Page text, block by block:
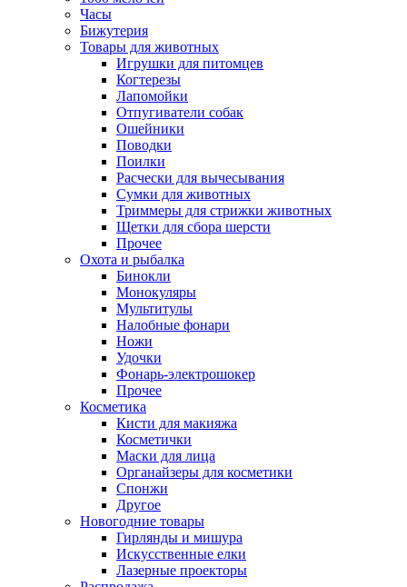
Часы
Бижутерия
Товары для животных
Игрушки для питомцев
Когтерезы
Лапомойки
Отпугиватели собак
Ошейники
Поводки
Поилки
Расчески для вычесывания
Сумки для животных
Триммеры для стрижки животных
Щетки для сбора шерсти
Прочее
Охота и рыбалка
Бинокли
Монокуляры
Мультитулы
Налобные фонари
Ножи
Удочки
Фонарь-электрошокер
Прочее
Косметика
Кисти для макияжа
Косметички
Маски для лица
Органайзеры для косметики
Спонжи
Другое
Новогодние товары
Гирлянды и мишура
Искусственные елки
Лазерные проекторы